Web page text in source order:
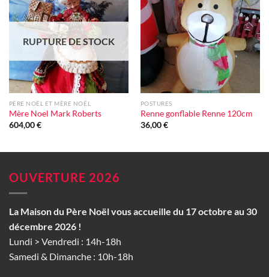
Ajouter
à la liste
d'envie
RUPTURE DE STOCK
PÈRE NOËL ET MÈRE NOËL
Mère Noel Mark Roberts
604,00€
Ajouter
à la liste
d'envie
POSTURES
Renne gonflable Renne 120cm
36,00€
OUVERTURE 2026
La Maison du Père Noël vous accueille du 17 octobre au 30
décembre 2026 !
Lundi > Vendredi : 14h-18h
Samedi & Dimanche : 10h-18h